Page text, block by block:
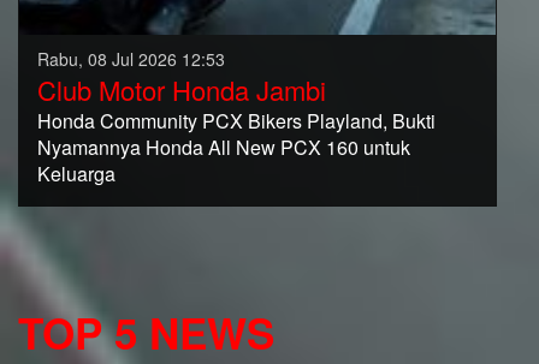
Rabu, 08 Jul 2026 12:53
Club Motor Honda Jambi
Honda Community PCX Bikers Playland, Bukti
Nyamannya Honda All New PCX 160 untuk
Keluarga
TOP 5 NEWS